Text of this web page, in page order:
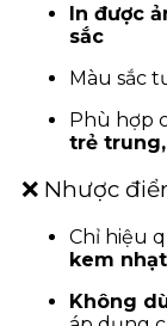
In được
sắc
Màu sắc
Phù hợp
trẻ
❌ Nhược
Chỉ hiệu
kem
Không